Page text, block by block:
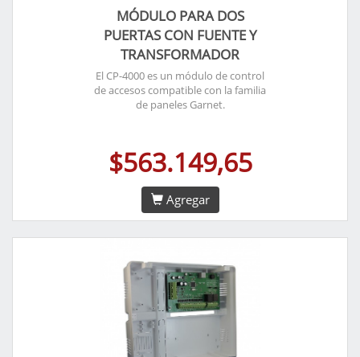
MÓDULO PARA DOS
PUERTAS CON FUENTE Y
TRANSFORMADOR
El CP-4000 es un módulo de control
de accesos compatible con la familia
de paneles Garnet.
$563.149,65
Agregar